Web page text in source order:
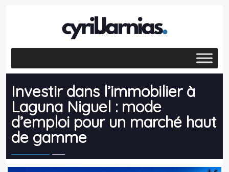
Investir dans l’immobilier à
Laguna Niguel : mode
d’emploi pour un marché haut
de gamme